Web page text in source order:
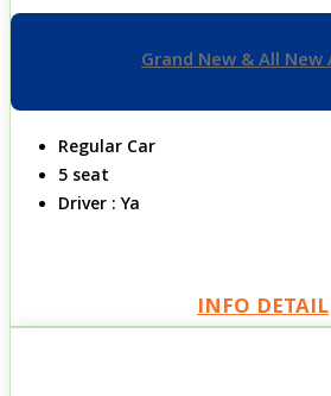
Grand New & All New
Regular Car
5 seat
Driver : Ya
INFO DETAIL